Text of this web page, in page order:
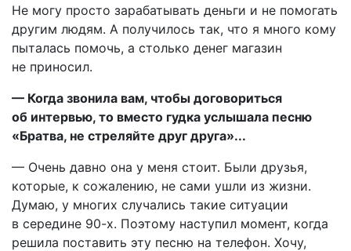
Не могу просто зарабатывать деньги и не помогать
другим людям. А получилось так, что я много кому
пыталась помочь, а столько денег магазин
не приносил.
— Когда звонила вам, чтобы договориться
об интервью, то вместо гудка услышала песню
«Братва, не стреляйте друг друга»...
— Очень давно она у меня стоит. Были друзья,
которые, к сожалению, не сами ушли из жизни.
Думаю, у многих случались такие ситуации
в середине 90-х. Поэтому наступил момент, когда
решила поставить эту песню на телефон. Хочу,